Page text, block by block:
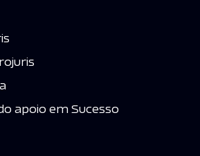
apoio em Sucesso